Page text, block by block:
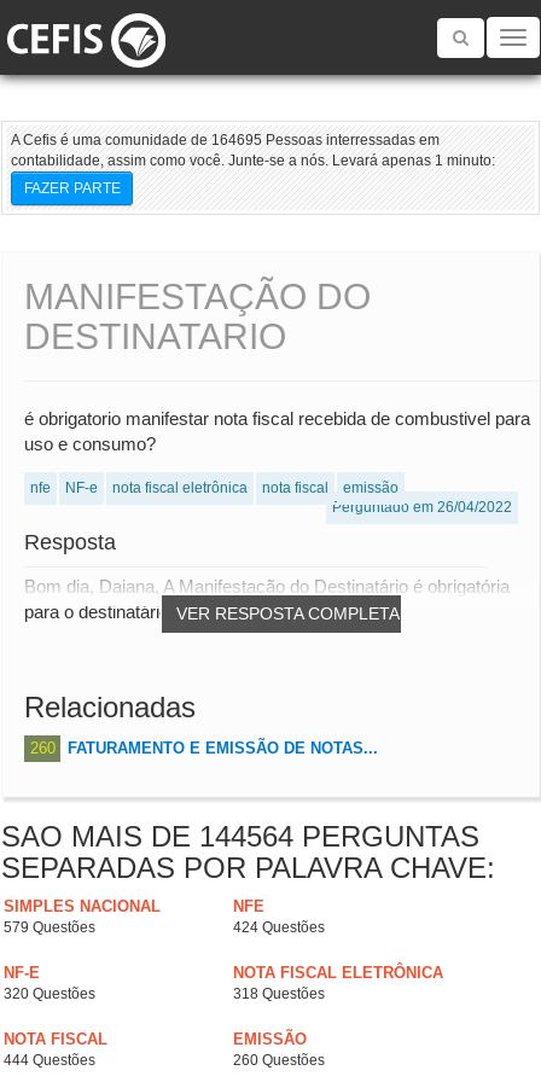
Toggle
A Cefis é uma comunidade de 164695 Pessoas interressadas em
contabilidade, assim como você. Junte-se a nós. Levará apenas 1 minuto:
FAZER PARTE
MANIFESTAÇÃO DO
DESTINATARIO
é obrigatorio manifestar nota fiscal recebida de combustivel para
uso e consumo?
nfe NF-e nota fiscal eletrônica nota fiscal
emissão
Perguntado em 26/04/2022
Resposta
VER RESPOSTA COMPLETA
Bom dia, Daiana, A Manifestação do Destinatário é obrigatória
para o destinatário de toda NF-e que:...
Relacionadas
260 FATURAMENTO E EMISSÃO DE NOTAS...
SAO MAIS DE 144564 PERGUNTAS
SEPARADAS POR PALAVRA CHAVE:
SIMPLES NACIONAL
579 Questões
NFE
424 Questões
NF-E
320 Questões
NOTA FISCAL ELETRÔNICA
318 Questões
NOTA FISCAL
444 Questões
EMISSÃO
260 Questões